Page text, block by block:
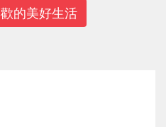
的美好生活